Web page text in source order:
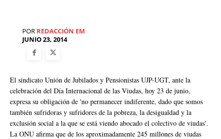
POR REDACCIÓN EM
JUNIO 23, 2014
El sindicato Unión de Jubilados y Pensionistas UJP-UGT, ante la
celebración del Día Internacional de las Viudas, hoy 23 de junio,
expresa su obligación de 'no permanecer indiferente, dado que somos
también sufridoras y sufridores de la pobreza, la desigualdad y la
exclusión social a la que se está viendo abocado el colectivo de viudas'.
La ONU afirma que de los aproximadamente 245 millones de viudas